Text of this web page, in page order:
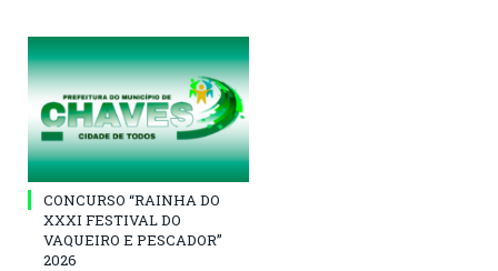
CONCURSO “RAINHA DO
XXXI FESTIVAL DO
VAQUEIRO E PESCADOR”
2026